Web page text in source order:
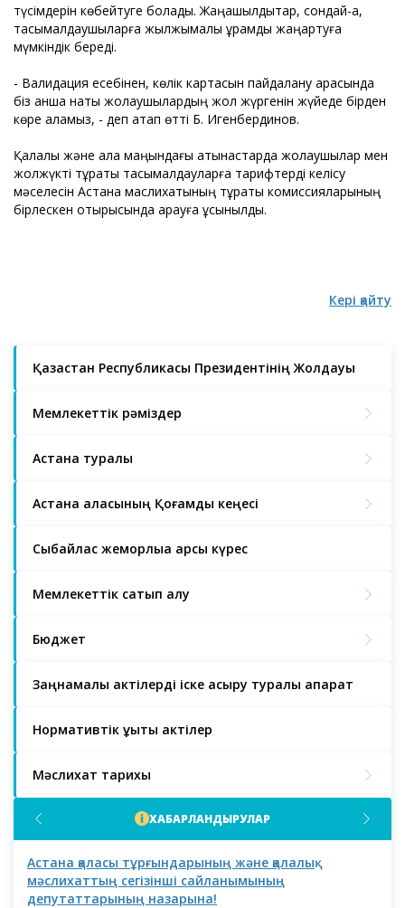
Қазақстан Республикасы Президентінің Жолдауы
Мемлекеттік рәміздер
Астана туралы
Астана қаласының Қоғамдық кеңесі
Сыбайлас жемқорлыққа қарсы күрес
Мемлекеттік сатып алу
Бюджет
Заңнамалық актілерді іске асыру туралы ақпарат
Нормативтік құқықтық актілер
Мәслихат тарихы
ХАБАРЛАНДЫРУЛАР
Астана қаласы тұрғындарының және қалалық
мәслихаттың сегізінші сайланымының
депутаттарының назарына!
түсімдерін көбейтуге болады. Жаңашылдықтар, сондай-ақ,
тасымалдаушыларға жылжымалы құрамды жаңартуға
мүмкіндік береді.
- Валидация есебінен, көлік картасын пайдалану арқасында
біз қанша нақты жолаушылардың жол жүргенін жүйеде бірден
көре аламыз, - деп атап өтті Б. Игенбердинов.
Қалалық және қала маңындағы қатынастарда жолаушылар мен
жолжүкті тұрақты тасымалдауларға тарифтерді келісу
мәселесін Астана маслихатының тұрақты комиссияларының
бірлескен отырысында қарауға ұсынылды.
Кері қайту